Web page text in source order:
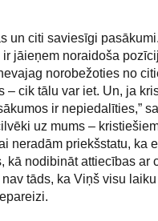
un citi saviesīgi
jāieņem noraidoša
norobežoties no
– cik tālu var iet. Un, ja
ir nepiedalīties,”
uz mums –
neradām priekšstatu, ka
kā nodibināt attiecības ar
tāds, ka Viņš visu